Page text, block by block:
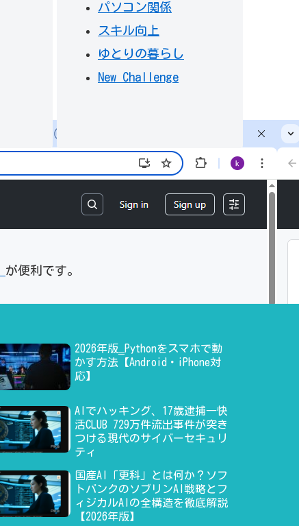
パソコン関係
スキル向上
ゆとりの暮らし
New Challenge
が便利です。
2026年版‗Pythonをスマホで動
かす方法【Android・iPhone対
応】
AIでハッキング、17歳逮捕―快
活CLUB 729万件流出事件が突き
つける現代のサイバーセキュリ
ティ
国産AI「更科」とは何か？ソフ
トバンクのソブリンAI戦略とフ
ィジカルAIの全構造を徹底解説
【2026年版】